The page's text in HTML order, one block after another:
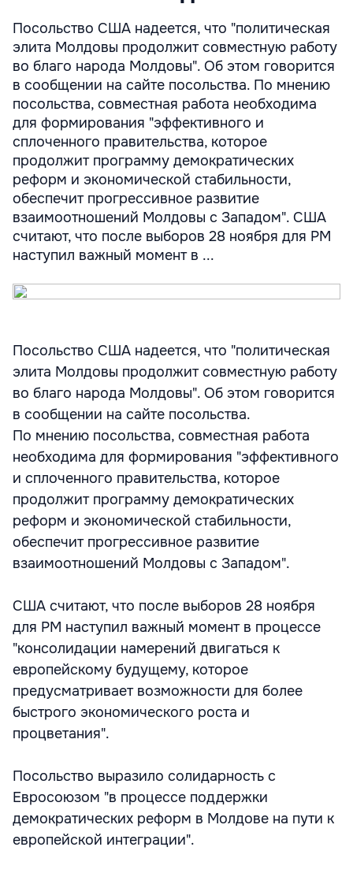
Посольство США надеется, что "политическая
элита Молдовы продолжит совместную работу
во благо народа Молдовы". Об этом говорится
в сообщении на сайте посольства. По мнению
посольства, совместная работа необходима
для формирования "эффективного и
сплоченного правительства, которое
продолжит программу демократических
реформ и экономической стабильности,
обеспечит прогрессивное развитие
взаимоотношений Молдовы с Западом". США
считают, что после выборов 28 ноября для РМ
наступил важный момент в ...
Посольство США надеется, что "политическая
элита Молдовы продолжит совместную работу
во благо народа Молдовы". Об этом говорится
в сообщении на сайте посольства.
По мнению посольства, совместная работа
необходима для формирования "эффективного
и сплоченного правительства, которое
продолжит программу демократических
реформ и экономической стабильности,
обеспечит прогрессивное развитие
взаимоотношений Молдовы с Западом".
США считают, что после выборов 28 ноября
для РМ наступил важный момент в процессе
"консолидации намерений двигаться к
европейскому будущему, которое
предусматривает возможности для более
быстрого экономического роста и
процветания".
Посольство выразило солидарность с
Евросоюзом "в процессе поддержки
демократических реформ в Молдове на пути к
европейской интеграции".